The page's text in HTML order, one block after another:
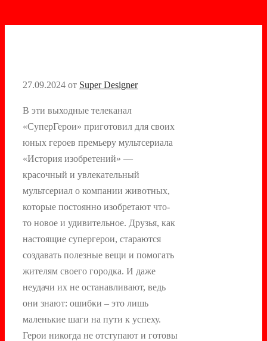
27.09.2024 от Super Designer
В эти выходные телеканал
«СуперГерои» приготовил для своих
юных героев премьеру мультсериала
«История изобретений» —
красочный и увлекательный
мультсериал о компании животных,
которые постоянно изобретают что-
то новое и удивительное. Друзья, как
настоящие супергерои, стараются
создавать полезные вещи и помогать
жителям своего городка. И даже
неудачи их не останавливают, ведь
они знают: ошибки – это лишь
маленькие шаги на пути к успеху.
Герои никогда не отступают и готовы